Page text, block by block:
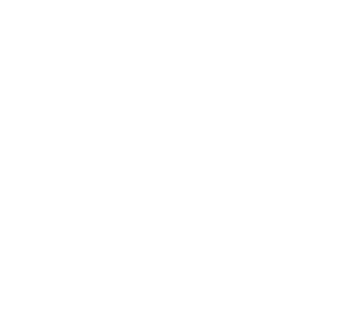
el, egy aluljárón keresztül érhető el)